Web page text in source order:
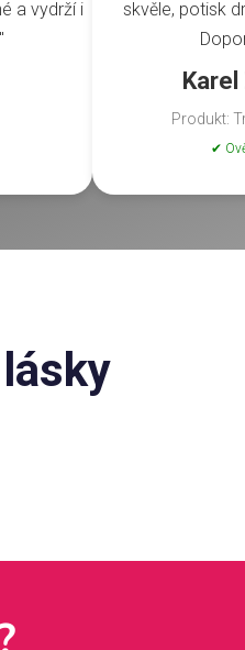
a vydrží i
skvěle, potisk
Produkt:
✔